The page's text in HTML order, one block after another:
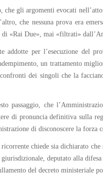
gli argomenti evocati
che nessuna prova era
«Rai Due», mai «filtrati»
addotte per l’esecuzione del
un trattamento
dei singoli che la
passaggio, che
di pronuncia definitiva sulla
di disconoscere la
chiede sia dichiarato
giurisdizionale, deputato alla
del decreto ministeriale